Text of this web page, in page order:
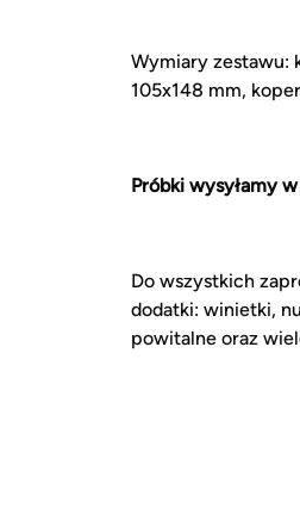
Wymiary zestawu:
105x148 mm,
Próbki wysyłamy
Do wszystkich
dodatki: winietki,
powitalne oraz